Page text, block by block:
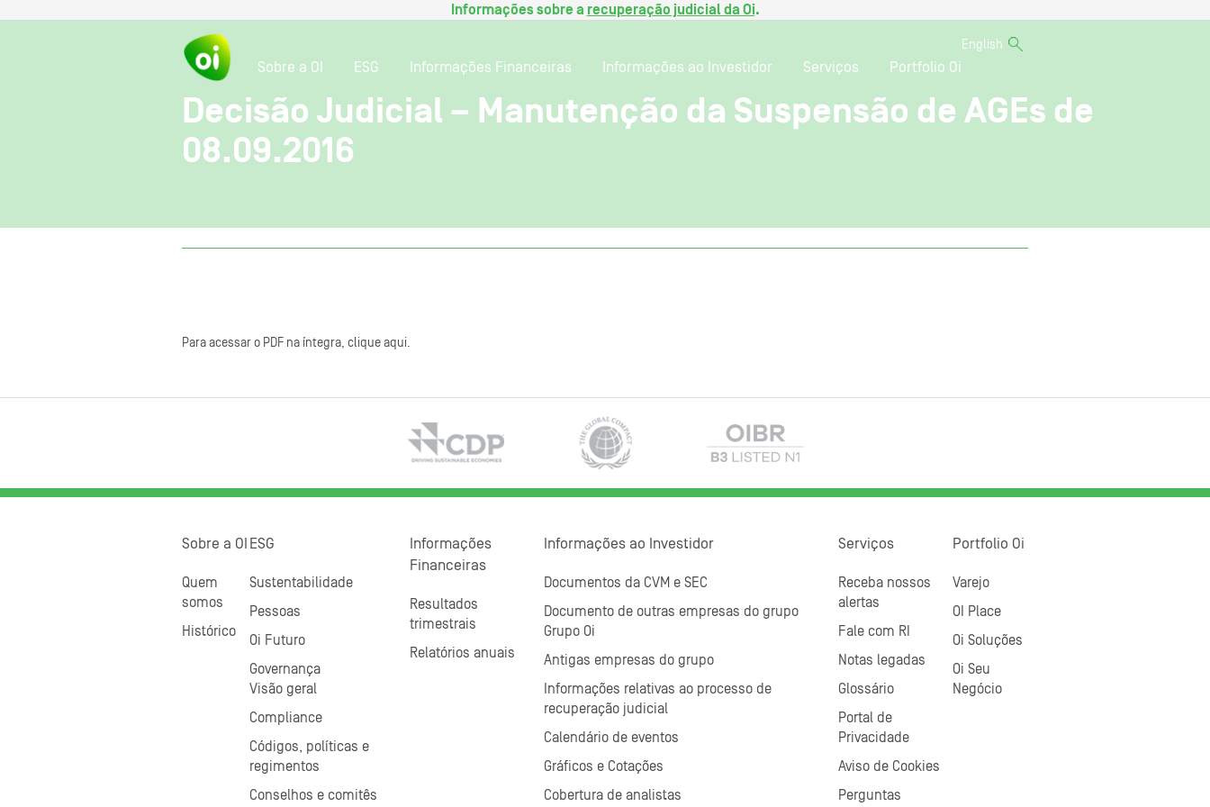
Informações sobre a recuperação judicial da Oi.
English
Sobre a OI ESG Informações Financeiras Informações ao Investidor Serviços Portfolio Oi
Decisão Judicial – Manutenção da Suspensão de AGEs de
08.09.2016
Para acessar o PDF na íntegra, clique aqui.
Sobre a OI
Quem
somos
Histórico
ESG
Sustentabilidade
Pessoas
Oi Futuro
Governança
Visão geral
Compliance
Códigos, políticas e
regimentos
Conselhos e comitês
Informações
Financeiras
Resultados
trimestrais
Relatórios anuais
Informações ao Investidor
Documentos da CVM e SEC
Documento de outras empresas do grupo
Grupo Oi
Antigas empresas do grupo
Informações relativas ao processo de
recuperação judicial
Calendário de eventos
Gráficos e Cotações
Cobertura de analistas
Serviços
Receba nossos
alertas
Fale com RI
Notas legadas
Glossário
Portal de
Privacidade
Aviso de Cookies
Perguntas
Portfolio Oi
Varejo
OI Place
Oi Soluções
Oi Seu
Negócio